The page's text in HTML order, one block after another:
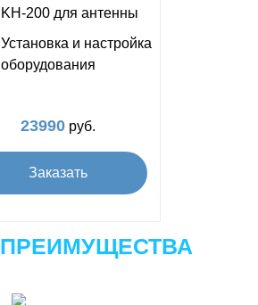
KH-200 для антенны
Установка и настройка
оборудования
23990 руб.
Заказать
ПРЕИМУЩЕСТВА